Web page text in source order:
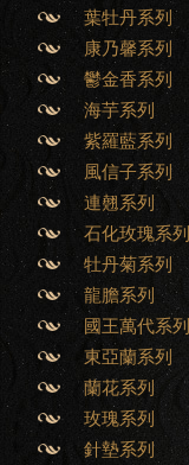
葉牡丹系列
康乃馨系列
鬱金香系列
海芋系列
紫羅藍系列
風信子系列
連翹系列
石化玫瑰系列
牡丹菊系列
龍膽系列
國王萬代系列
東亞蘭系列
蘭花系列
玫瑰系列
針墊系列